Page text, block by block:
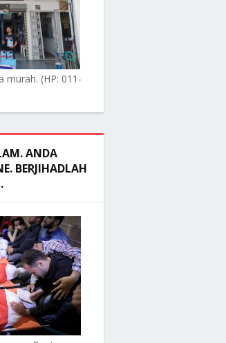
murah. (HP: 011-
ANDA
BERJIHADLAH